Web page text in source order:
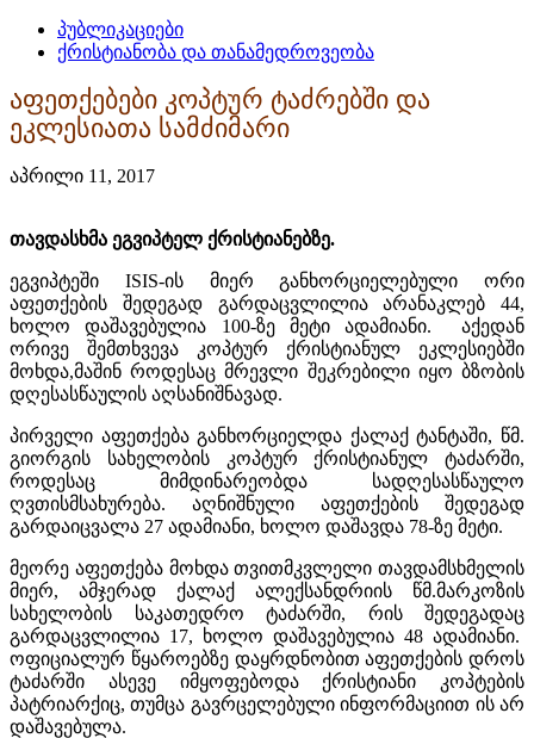
პუბლიკაციები
ქრისტიანობა და თანამედროვეობა
აფეთქებები კოპტურ ტაძრებში და
ეკლესიათა სამძიმარი
აპრილი 11, 2017
თავდასხმა ეგვიპტელ ქრისტიანებზე.
ეგვიპტეში ISIS-ის მიერ განხორციელებული ორი
აფეთქების შედეგად გარდაცვლილია არანაკლებ 44,
ხოლო დაშავებულია 100-ზე მეტი ადამიანი.
აქედან
ორივე შემთხვევა კოპტურ ქრისტიანულ ეკლესიებში
მოხდა,მაშინ როდესაც მრევლი შეკრებილი იყო ბზობის
დღესასწაულის აღსანიშნავად.
პირველი აფეთქება განხორციელდა ქალაქ ტანტაში, წმ.
გიორგის სახელობის კოპტურ ქრისტიანულ ტაძარში,
როდესაც მიმდინარეობდა სადღესასწაულო
ღვთისმსახურება. აღნიშნული აფეთქების შედეგად
გარდაიცვალა 27 ადამიანი, ხოლო დაშავდა 78-ზე მეტი.
მეორე აფეთქება მოხდა თვითმკვლელი თავდამსხმელის
მიერ, ამჯერად ქალაქ ალექსანდრიის წმ.მარკოზის
სახელობის საკათედრო ტაძარში, რის შედეგადაც
გარდაცვლილია 17, ხოლო დაშავებულია 48 ადამიანი.
ოფიციალურ წყაროებზე დაყრდნობით აფეთქების დროს
ტაძარში ასევე იმყოფებოდა ქრისტიანი კოპტების
პატრიარქიც, თუმცა გავრცელებული ინფორმაციით ის არ
დაშავებულა.